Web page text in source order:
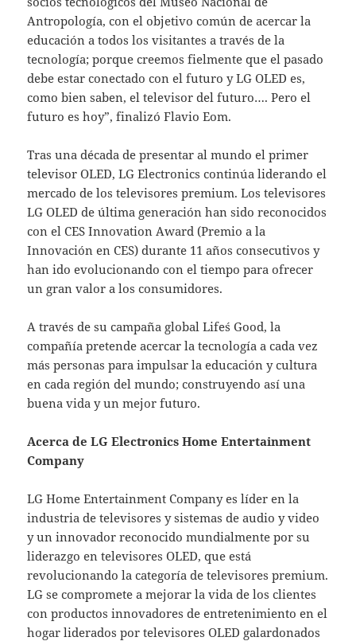
Antropología, con el objetivo común de acercar la
educación a todos los visitantes a través de la
tecnología; porque creemos fielmente que el pasado
debe estar conectado con el futuro y LG OLED es,
como bien saben, el televisor del futuro…. Pero el
futuro es hoy”, finalizó Flavio Eom.
Tras una década de presentar al mundo el primer
televisor OLED, LG Electronics continúa liderando el
mercado de los televisores premium. Los televisores
LG OLED de última generación han sido reconocidos
con el CES Innovation Award (Premio a la
Innovación en CES) durante 11 años consecutivos y
han ido evolucionando con el tiempo para ofrecer
un gran valor a los consumidores.
A través de su campaña global Life´s Good, la
compañía pretende acercar la tecnología a cada vez
más personas para impulsar la educación y cultura
en cada región del mundo; construyendo así una
buena vida y un mejor futuro.
Acerca de LG Electronics Home Entertainment
Company
LG Home Entertainment Company es líder en la
industria de televisores y sistemas de audio y video
y un innovador reconocido mundialmente por su
liderazgo en televisores OLED, que está
revolucionando la categoría de televisores premium.
LG se compromete a mejorar la vida de los clientes
con productos innovadores de entretenimiento en el
hogar liderados por televisores OLED galardonados